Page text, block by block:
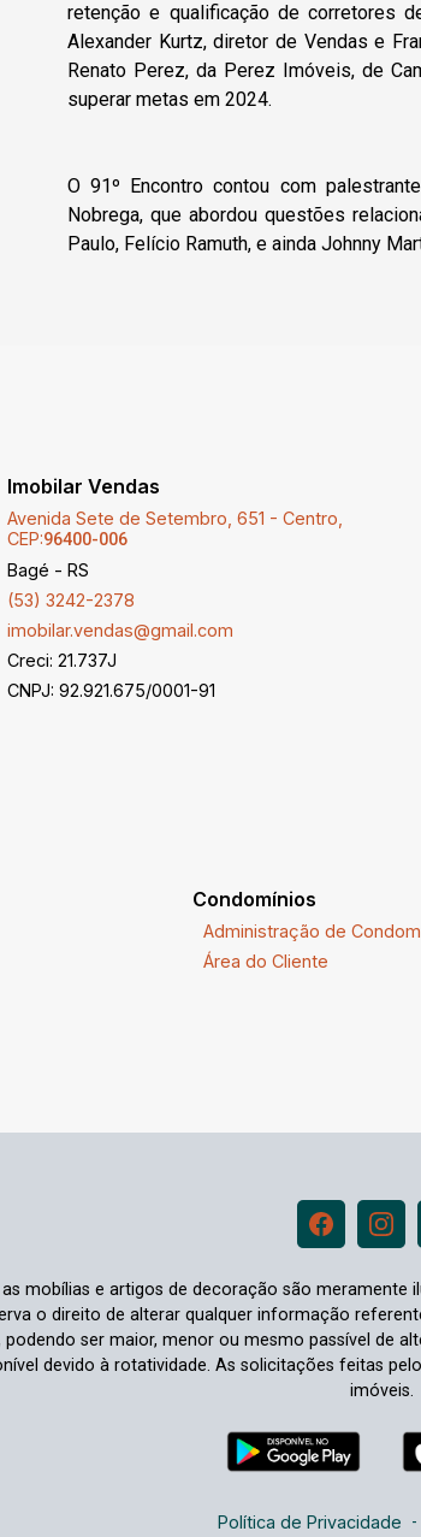
retenção e qualificação de corretores
Alexander Kurtz, diretor de Vendas e
Renato Perez, da Perez Imóveis, de
superar metas em 2024.
O 91º Encontro contou com
Nobrega, que abordou questões
Paulo, Felício Ramuth, e ainda Johnny
Imobilar Vendas
Avenida Sete de Setembro, 651 - Centro,
CEP:96400-006
Bagé - RS
(53) 3242-2378
imobilar.vendas@gmail.com
Creci: 21.737J
CNPJ: 92.921.675/0001-91
Condomínios
Administração de
Área do Cliente
mobílias e artigos de decoração são
o direito de alterar qualquer informação
ser maior, menor ou mesmo passível de
devido à rotatividade. As solicitações feitas
imóveis.
Política de Privacidade -